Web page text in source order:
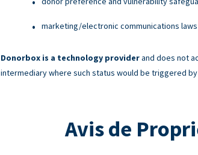
marketing/electronic communications laws
Donorbox is a technology providerand does not
intermediary where such status would be triggered
Avis de